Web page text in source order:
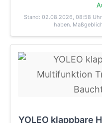
Stand: 02.08.2026, 08:58 Uhr
haben.
YOLEO klappbare